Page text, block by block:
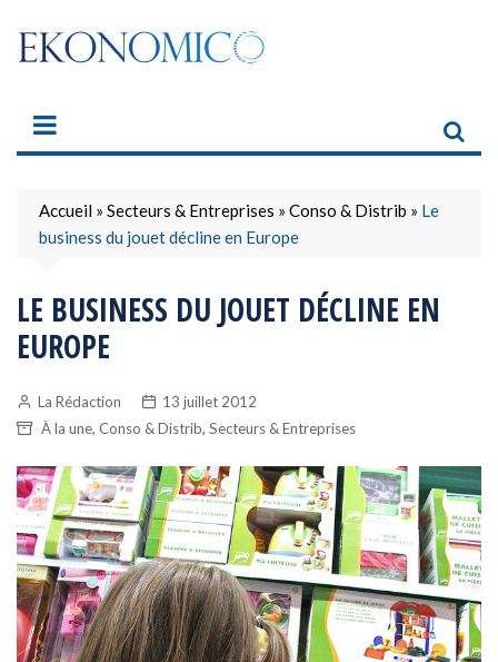
content
Accueil » Secteurs & Entreprises » Conso & Distrib » Le
business du jouet décline en Europe
LE BUSINESS DU JOUET DÉCLINE EN
EUROPE
La Rédaction
13 juillet 2012
À la une, Conso & Distrib, Secteurs & Entreprises